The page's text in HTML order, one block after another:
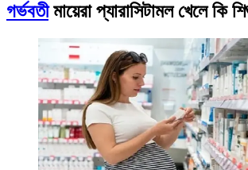
গর্ভবতীমায়েরা প্যারাসিটামল খেলে কি